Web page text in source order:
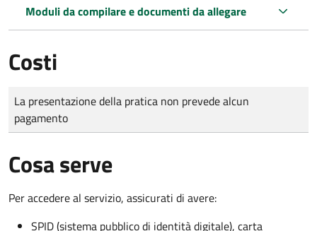
Moduli da compilare e documenti da allegare
Costi
Tipo di pagamento
Importo
La presentazione della pratica non prevede alcun
pagamento
Cosa serve
Per accedere al servizio, assicurati di avere:
SPID (sistema pubblico di identità digitale), carta